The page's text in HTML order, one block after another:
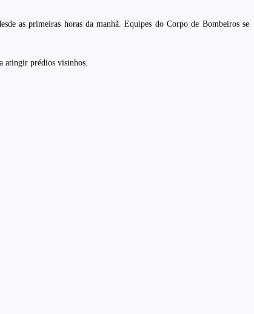
as primeiras horas da manhã. Equipes do Corpo de Bombeiros se
atingir prédios visinhos.